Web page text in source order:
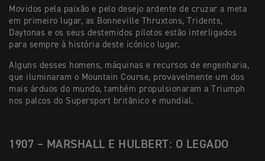
Movidos pela paixão e pelo desejo ardente de cruzar a meta
em primeiro lugar, as Bonneville Thruxtons, Tridents,
Daytonas e os seus destemidos pilotos estão interligados
para sempre à história deste icónico lugar.
Alguns desses homens, máquinas e recursos de engenharia,
que iluminaram o Mountain Course, provavelmente um dos
mais árduos do mundo, também propulsionaram a Triumph
nos palcos do Supersport britânico e mundial.
1907 – MARSHALL E HULBERT: O LEGADO